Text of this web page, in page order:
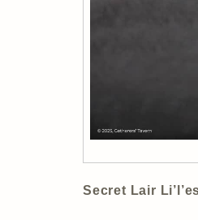
Secret Lair